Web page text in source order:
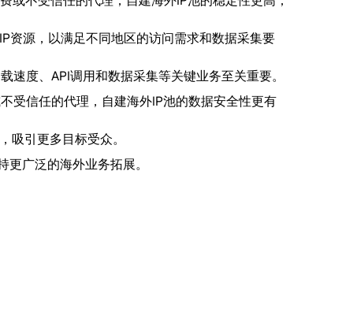
资源，以满足不同地区的访问需求和数据采集要
度、API调用和数据采集等关键业务至关重要。
受信任的代理，自建海外IP池的数据安全性更有
吸引更多目标受众。
广泛的海外业务拓展。